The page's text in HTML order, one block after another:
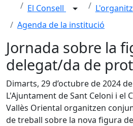
El Consell
Agenda de la institució
Jornada sobre la
delegat/da de
Dimarts, 29 d’octubre de 2024
L'Ajuntament de Sant Celoni i el
Vallès Oriental organitzen
de treball sobre la nova figura